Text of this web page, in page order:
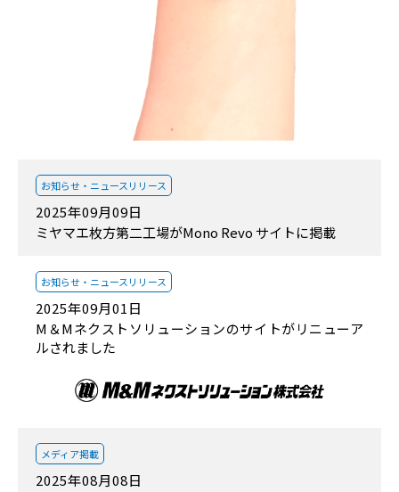
2025年09月09日
お知らせ・ ニュースリリース
ミヤマエ枚方第二工場がMono Revo サイトに掲載
2025年09月01日
お知らせ・ ニュースリリース
M＆Mネクストソリューションのサイトがリニューア
ルされました
2025年08月08日
メディア掲載